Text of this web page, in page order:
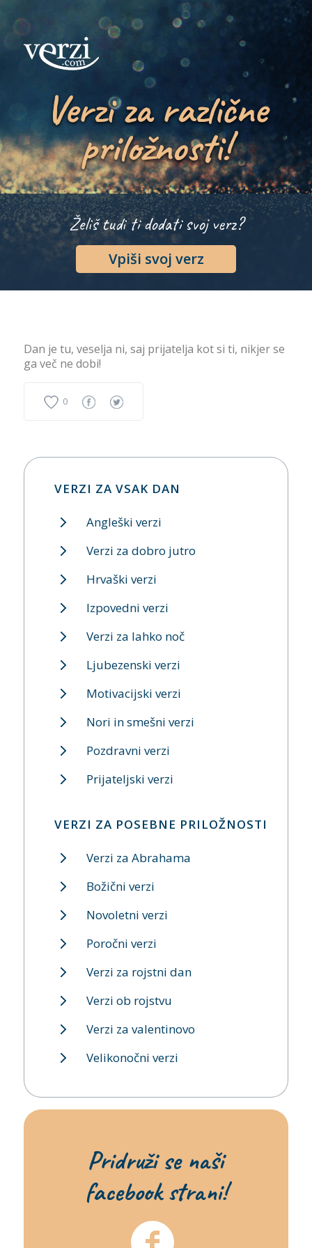
Verzi za različne
priložnosti!
Želiš tudi ti dodati svoj verz?
Vpiši svoj verz
Dan je tu, veselja ni, saj prijatelja kot si ti, nikjer se
ga več ne dobi!
0
VERZI ZA VSAK DAN
Angleški verzi
Verzi za dobro jutro
Hrvaški verzi
Izpovedni verzi
Verzi za lahko noč
Ljubezenski verzi
Motivacijski verzi
Nori in smešni verzi
Pozdravni verzi
Prijateljski verzi
VERZI ZA POSEBNE PRILOŽNOSTI
Verzi za Abrahama
Božični verzi
Novoletni verzi
Poročni verzi
Verzi za rojstni dan
Verzi ob rojstvu
Verzi za valentinovo
Velikonočni verzi
Pridruži se naši
facebook strani!